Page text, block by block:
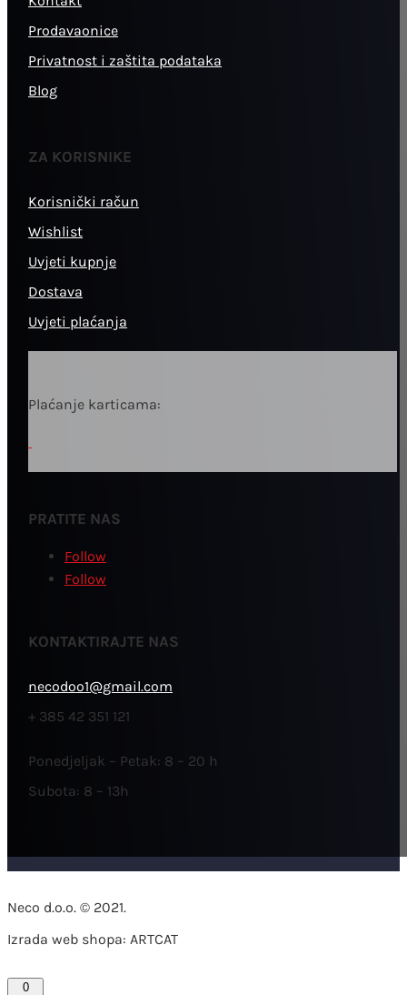
Prodavaonice
Privatnost i zaštita podataka
Blog
ZA KORISNIKE
Korisnički račun
Wishlist
Uvjeti kupnje
Dostava
Uvjeti plaćanja
Plaćanje karticama:
PRATITE NAS
Follow
Follow
KONTAKTIRAJTE NAS
necodoo1@gmail.com
+ 385 42 351 121
Ponedjeljak – Petak: 8 – 20 h
Subota: 8 – 13h
Neco d.o.o. © 2021.
Izrada web shopa: ARTCAT
0